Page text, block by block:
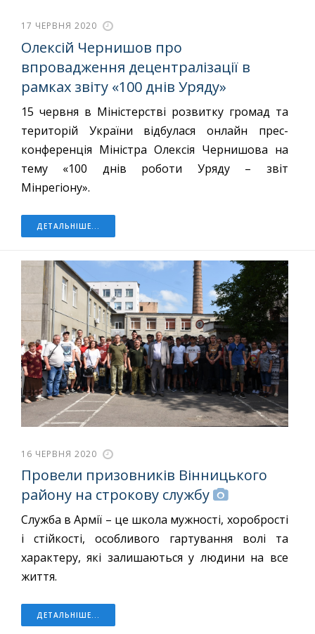
17 ЧЕРВНЯ 2020
Олексій Чернишов про
впровадження децентралізації в
рамках звіту «100 днів Уряду»
15 червня в Міністерстві розвитку громад та
територій України відбулася онлайн прес-
конференція Міністра Олексія Чернишова на
тему «100 днів роботи Уряду – звіт
Мінрегіону».
ДЕТАЛЬНІШЕ...
16 ЧЕРВНЯ 2020
Провели призовників Вінницького
району на строкову службу
Служба в Армії – це школа мужності, хоробрості
і стійкості, особливого гартування волі та
характеру, які залишаються у людини на все
життя.
ДЕТАЛЬНІШЕ...